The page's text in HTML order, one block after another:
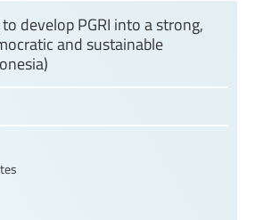
develop PGRI into a strong,
and sustainable